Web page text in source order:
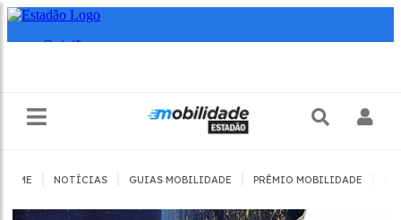
HOME NOTÍCIAS GUIAS MOBILIDADE PRÊMIO MOBILIDADE